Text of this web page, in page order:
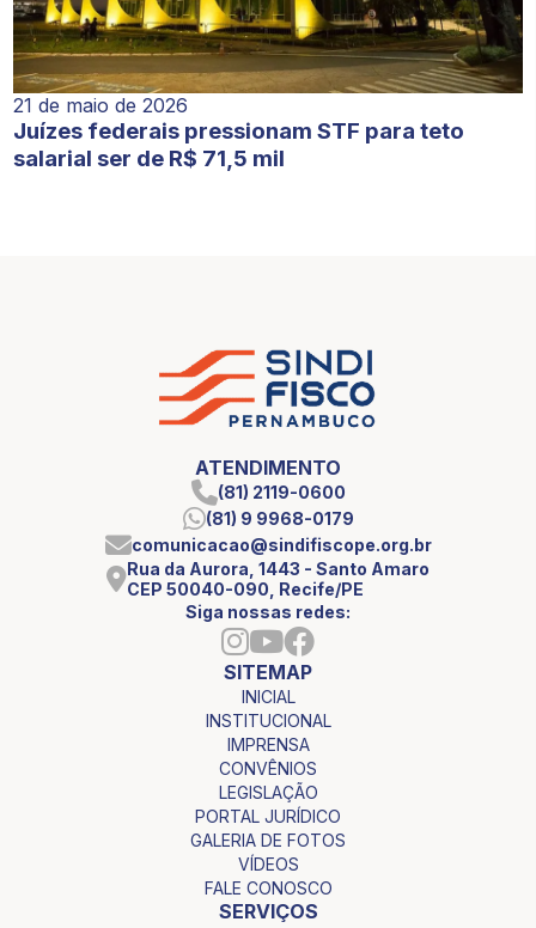
21 de maio de 2026
Juízes federais pressionam STF para teto
salarial ser de R$ 71,5 mil
ATENDIMENTO
(81) 2119-0600
(81) 9 9968-0179
comunicacao@sindifiscope.org.br
Rua da Aurora, 1443 - Santo Amaro
CEP 50040-090, Recife/PE
Siga nossas redes:
SITEMAP
INICIAL
INSTITUCIONAL
IMPRENSA
CONVÊNIOS
LEGISLAÇÃO
PORTAL JURÍDICO
GALERIA DE FOTOS
VÍDEOS
FALE CONOSCO
SERVIÇOS